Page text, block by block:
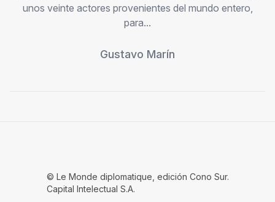
unos veinte actores provenientes del mundo entero,
para...
Gustavo Marín
© Le Monde diplomatique, edición Cono Sur.
Capital Intelectual S.A.